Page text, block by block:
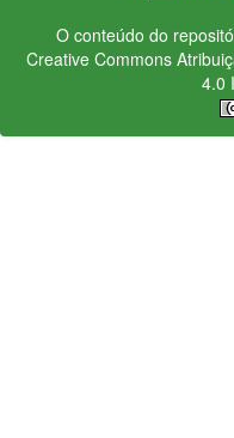
O conteúdo do
Creative Commons
4.0